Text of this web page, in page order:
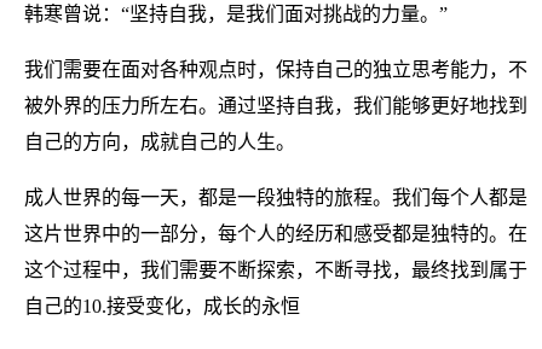
韩寒曾说：“坚持自我，是我们面对挑战的力量。”
我们需要在面对各种观点时，保持自己的独立思考能力，不
被外界的压力所左右。通过坚持自我，我们能够更好地找到
自己的方向，成就自己的人生。
成人世界的每一天，都是一段独特的旅程。我们每个人都是
这片世界中的一部分，每个人的经历和感受都是独特的。在
这个过程中，我们需要不断探索，不断寻找，最终找到属于
自己的10.接受变化，成长的永恒